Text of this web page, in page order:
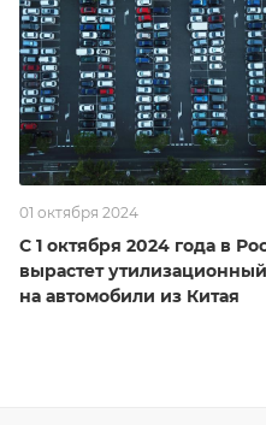
01 октября 2024
С 1 октября 2024 года в
вырастет
на автомобили из Китая